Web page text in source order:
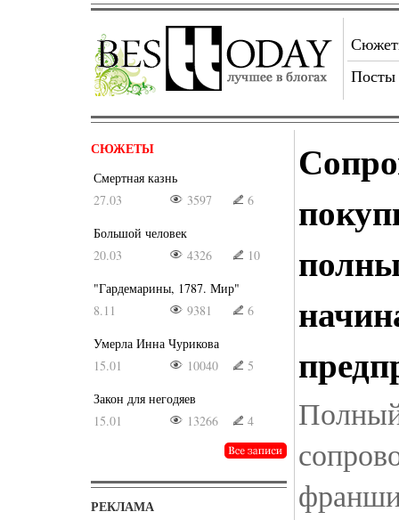
Посты
СЮЖЕТЫ
Смертная казнь
27.03
3597
6
Большой человек
20.03
4326
10
"Гардемарины, 1787. Мир"
8.11
9381
6
Умерла Инна Чурикова
15.01
10040
5
Закон для негодяев
15.01
13266 4
РЕКЛАМА